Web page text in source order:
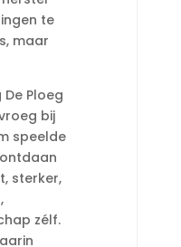
te
maar
Ploeg
bij
speelde
sterker,
zélf.